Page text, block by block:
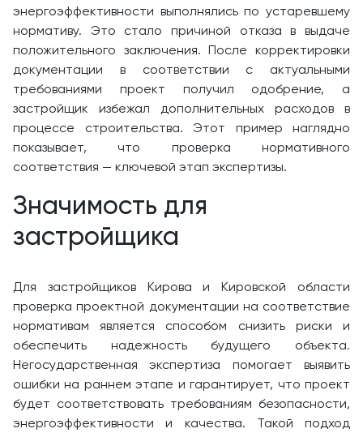
энергоэффективности выполнялись по устаревшему
нормативу. Это стало причиной отказа в выдаче
положительного заключения. После корректировки
документации в соответствии с актуальными
требованиями проект получил одобрение, а
застройщик избежал дополнительных расходов в
процессе строительства. Этот пример наглядно
показывает, что проверка нормативного
соответствия — ключевой этап экспертизы.
Значимость для
застройщика
Для застройщиков Кирова и Кировской области
проверка проектной документации на соответствие
нормативам является способом снизить риски и
обеспечить надежность будущего объекта.
Негосударственная экспертиза помогает выявить
ошибки на раннем этапе и гарантирует, что проект
будет соответствовать требованиям безопасности,
энергоэффективности и качества. Такой подход